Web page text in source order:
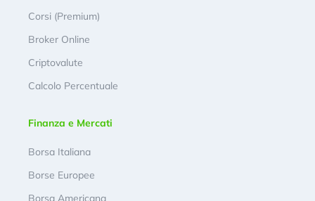
Corsi (Premium)
Broker Online
Criptovalute
Calcolo Percentuale
Finanza e Mercati
Borsa Italiana
Borse Europee
Borsa Americana